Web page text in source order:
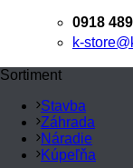
0918
k-
Sortiment
Stavba
Záhrada
Náradie
Kúpeľňa